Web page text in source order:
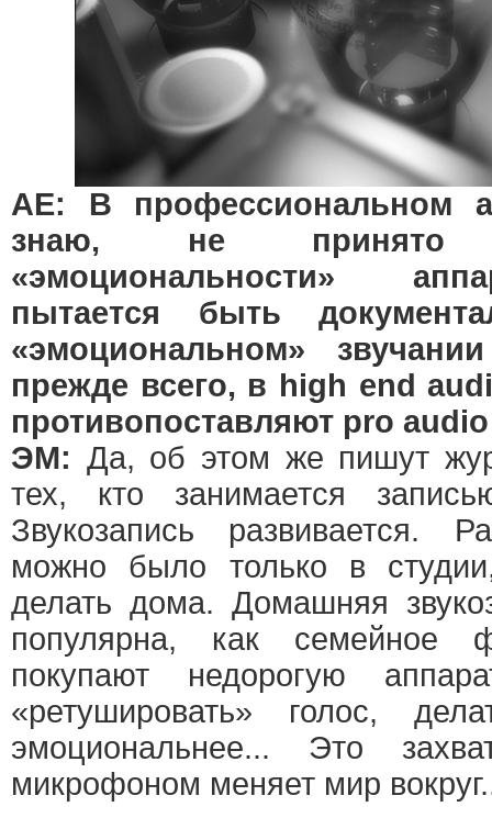
АЕ: В профессиональном
знаю, не принято
«эмоциональности»
пытается быть
«эмоциональном»
прежде всего, в high end
противопоставляют pro
ЭМ: Да, об этом же пишут
тех, кто занимается
Звукозапись развивается.
можно было только в
делать дома. Домашняя
популярна, как семейное
покупают недорогую
«ретушировать» голос,
эмоциональнее... Это
микрофоном меняет мир